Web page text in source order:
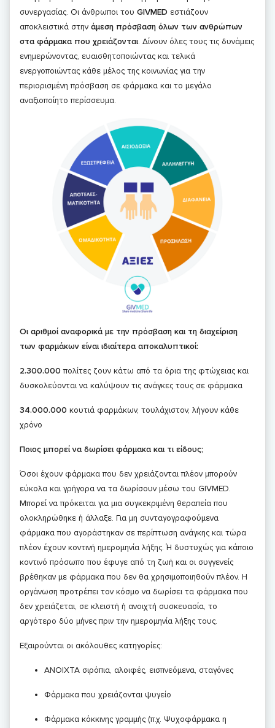
συνεργασίας. Οι άνθρωποι του GIVMED εστιάζουν
αποκλειστικά στην άμεση πρόσβαση όλων των ανθρώπων
στα φάρμακα που χρειάζονται. Δίνουν όλες τους τις δυνάμεις
ενημερώνοντας, ευαισθητοποιώντας και τελικά
ενεργοποιώντας κάθε μέλος της κοινωνίας για την
περιορισμένη πρόσβαση σε φάρμακα και το μεγάλο
αναξιοποίητο περίσσευμα.
Οι αριθμοί αναφορικά με την πρόσβαση και τη διαχείριση
των φαρμάκων είναι ιδιαίτερα αποκαλυπτικοί:
2.300.000 πολίτες ζουν κάτω από τα όρια της φτώχειας και
δυσκολεύονται να καλύψουν τις ανάγκες τους σε φάρμακα
34.000.000 κουτιά φαρμάκων, τουλάχιστον, λήγουν κάθε
χρόνο
Ποιος μπορεί να δωρίσει φάρμακα και τι είδους;
Όσοι έχουν φάρμακα που δεν χρειάζονται πλέον μπορούν
εύκολα και γρήγορα να τα δωρίσουν μέσω του GIVMED.
Μπορεί να πρόκειται για μια συγκεκριμένη θεραπεία που
ολοκληρώθηκε ή άλλαξε. Για μη συνταγογραφούμενα
φάρμακα που αγοράστηκαν σε περίπτωση ανάγκης και τώρα
πλέον έχουν κοντινή ημερομηνία λήξης. Ή δυστυχώς για κάποιο
κοντινό πρόσωπο που έφυγε από τη ζωή και οι συγγενείς
βρέθηκαν με φάρμακα που δεν θα χρησιμοποιηθούν πλέον. Η
οργάνωση προτρέπει τον κόσμο να δωρίσει τα φάρμακα που
δεν χρειάζεται, σε κλειστή ή ανοιχτή συσκευασία, το
αργότερο δύο μήνες πριν την ημερομηνία λήξης τους.
Εξαιρούνται οι ακόλουθες κατηγορίες:
ΑΝΟΙΧΤΑ σιρόπια, αλοιφές, εισπνεόμενα, σταγόνες
Φάρμακα που χρειάζονται ψυγείο
Φάρμακα κόκκινης γραμμής (π.χ. Ψυχοφάρμακα η